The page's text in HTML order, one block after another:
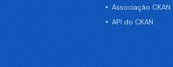
Associação CKAN
API do CKAN